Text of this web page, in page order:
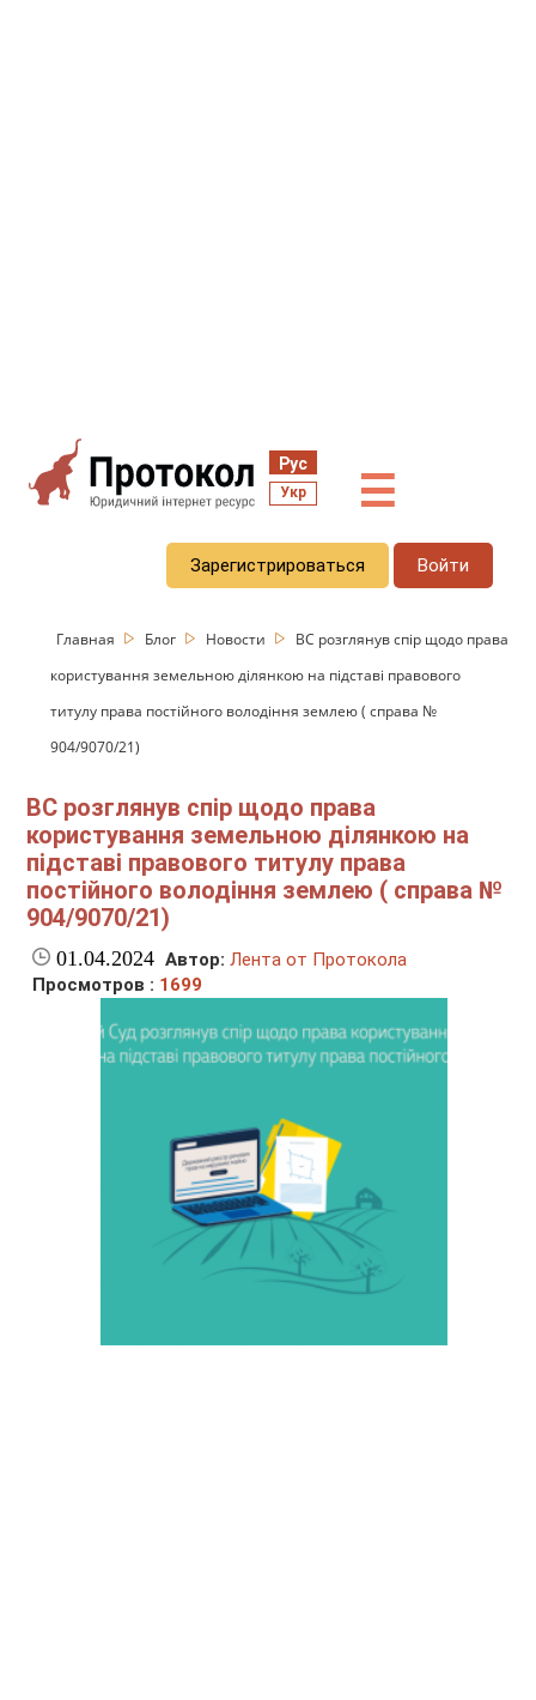
Рус
Укр ☰
Зарегистрироваться Войти
Главная Блог Новости
ВС розглянув спір щодо права
користування земельною ділянкою на підставі правового
титулу права постійного володіння землею ( справа №
904/9070/21)
ВС розглянув спір щодо права
користування земельною ділянкою на
підставі правового титулу права
постійного володіння землею ( справа №
904/9070/21)
01.04.2024 Автор: Лента от Протокола
Просмотров : 1699